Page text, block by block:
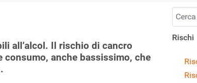
all’alcol. Il rischio di cancro
consumo, anche bassissimo, che
.
Cercare
Rischi